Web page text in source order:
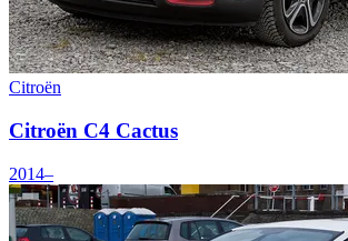
Citroën
Citroën C4 Cactus
2014–